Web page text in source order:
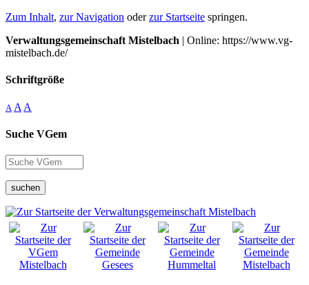
Zum Inhalt, zur Navigation oderzur Startseite springen.
Verwaltungsgemeinschaft Mistelbach | Online: https://www.vg-
mistelbach.de/
Schriftgröße
A A A
Suche VGem
suchen